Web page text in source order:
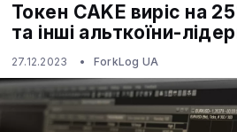
Токен CAKE виріс на
та інші альткоїни-
27.12.2023 ForkLog UA